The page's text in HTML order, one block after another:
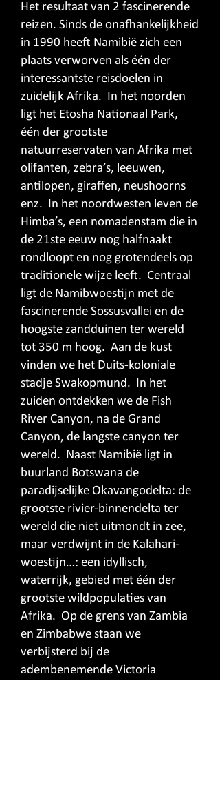
Het resultaat van 2 fascinerende
reizen. Sinds de onafhankelijkheid
in 1990 heeft Namibië zich een
plaats verworven als één der
interessantste reisdoelen in
zuidelijk Afrika. In het noorden
ligt het Etosha Nationaal Park,
één der grootste
natuurreservaten van Afrika met
olifanten, zebra’s, leeuwen,
antilopen, giraffen, neushoorns
enz. In het noordwesten leven de
Himba’s, een nomadenstam die in
de 21ste eeuw nog halfnaakt
rondloopt en nog grotendeels op
traditionele wijze leeft. Centraal
ligt de Namibwoestijn met de
fascinerende Sossusvallei en de
hoogste zandduinen ter wereld
tot 350 m hoog. Aan de kust
vinden we het Duits-koloniale
stadje Swakopmund. In het
zuiden ontdekken we de Fish
River Canyon, na de Grand
Canyon, de langste canyon ter
wereld. Naast Namibië ligt in
buurland Botswana de
paradijselijke Okavangodelta: de
grootste rivier-binnendelta ter
wereld die niet uitmondt in zee,
maar verdwijnt in de Kalahari-
woestijn…: een idyllisch,
waterrijk, gebied met één der
grootste wildpopulaties van
Afrika. Op de grens van Zambia
en Zimbabwe staan we
verbijsterd bij de
adembenemende Victoria